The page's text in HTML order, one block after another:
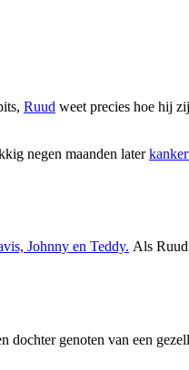
Ruud weet precies hoe hij
negen maanden later
Johnny en Teddy. Als
dochter genoten van een